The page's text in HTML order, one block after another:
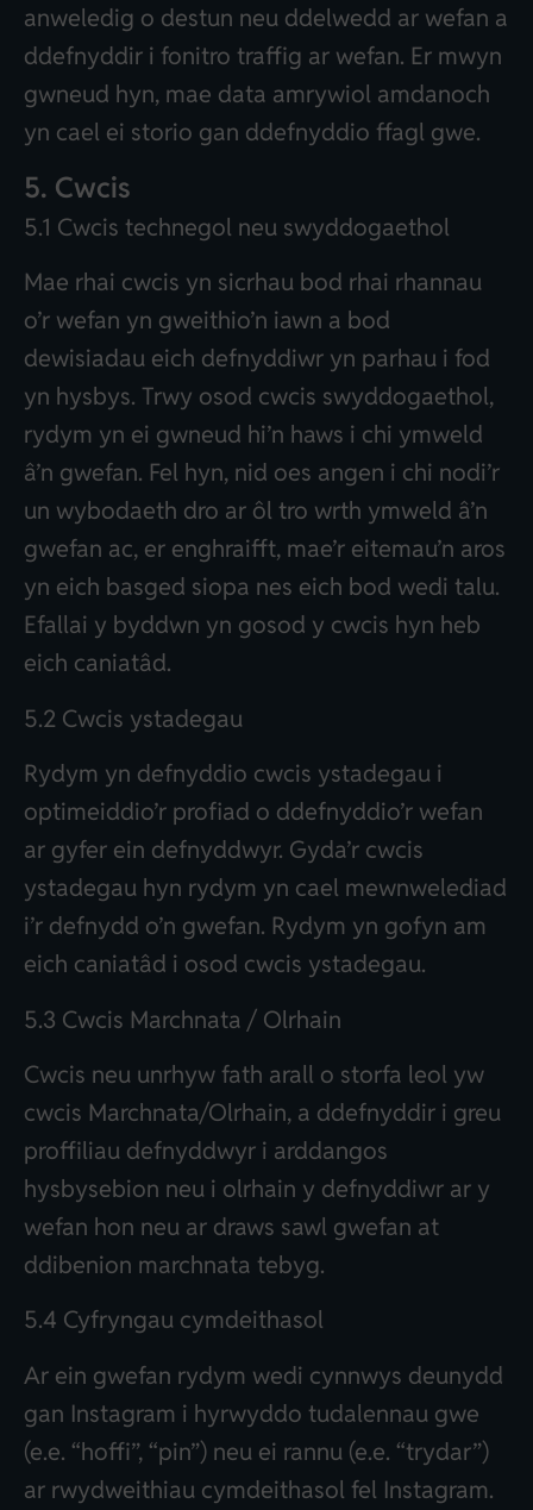
anweledig o destun neu ddelwedd ar wefan a
ddefnyddir i fonitro traffig ar wefan. Er mwyn
gwneud hyn, mae data amrywiol amdanoch
yn cael ei storio gan ddefnyddio ffagl gwe.
5. Cwcis
5.1 Cwcis technegol neu swyddogaethol
Mae rhai cwcis yn sicrhau bod rhai rhannau
o’r wefan yn gweithio’n iawn a bod
dewisiadau eich defnyddiwr yn parhau i fod
yn hysbys. Trwy osod cwcis swyddogaethol,
rydym yn ei gwneud hi’n haws i chi ymweld
â’n gwefan. Fel hyn, nid oes angen i chi nodi’r
un wybodaeth dro ar ôl tro wrth ymweld â’n
gwefan ac, er enghraifft, mae’r eitemau’n aros
yn eich basged siopa nes eich bod wedi talu.
Efallai y byddwn yn gosod y cwcis hyn heb
eich caniatâd.
5.2 Cwcis ystadegau
Rydym yn defnyddio cwcis ystadegau i
optimeiddio’r profiad o ddefnyddio’r wefan
ar gyfer ein defnyddwyr. Gyda’r cwcis
ystadegau hyn rydym yn cael mewnwelediad
i’r defnydd o’n gwefan. Rydym yn gofyn am
eich caniatâd i osod cwcis ystadegau.
5.3 Cwcis Marchnata / Olrhain
Cwcis neu unrhyw fath arall o storfa leol yw
cwcis Marchnata/Olrhain, a ddefnyddir i greu
proffiliau defnyddwyr i arddangos
hysbysebion neu i olrhain y defnyddiwr ar y
wefan hon neu ar draws sawl gwefan at
ddibenion marchnata tebyg.
5.4 Cyfryngau cymdeithasol
Ar ein gwefan rydym wedi cynnwys deunydd
gan Instagram i hyrwyddo tudalennau gwe
(e.e. “hoffi”, “pin”) neu ei rannu (e.e. “trydar”)
ar rwydweithiau cymdeithasol fel Instagram.